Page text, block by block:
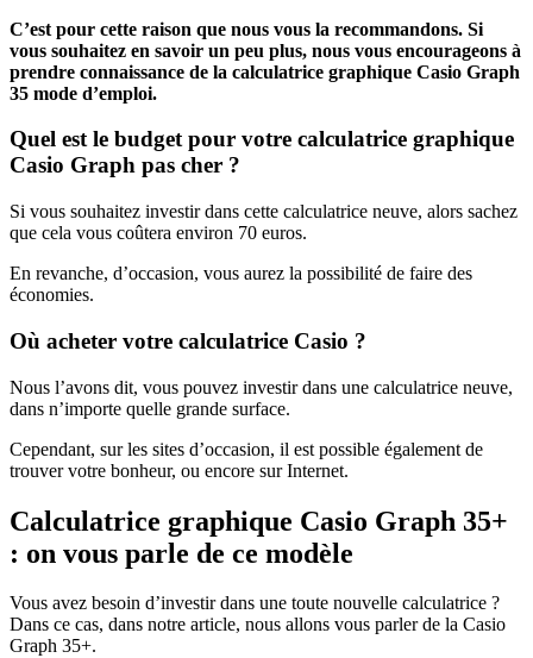
C’est pour cette raison que nous vous la recommandons. Si
vous souhaitez en savoir un peu plus, nous vous encourageons à
prendre connaissance de la calculatrice graphique Casio Graph
35 mode d’emploi.
Quel est le budget pour votre calculatrice graphique
Casio Graph pas cher ?
Si vous souhaitez investir dans cette calculatrice neuve, alors sachez
que cela vous coûtera environ 70 euros.
En revanche, d’occasion, vous aurez la possibilité de faire des
économies.
Où acheter votre calculatrice Casio ?
Nous l’avons dit, vous pouvez investir dans une calculatrice neuve,
dans n’importe quelle grande surface.
Cependant, sur les sites d’occasion, il est possible également de
trouver votre bonheur, ou encore sur Internet.
Calculatrice graphique Casio Graph 35+
: on vous parle de ce modèle
Vous avez besoin d’investir dans une toute nouvelle calculatrice ?
Dans ce cas, dans notre article, nous allons vous parler de la Casio
Graph 35+.